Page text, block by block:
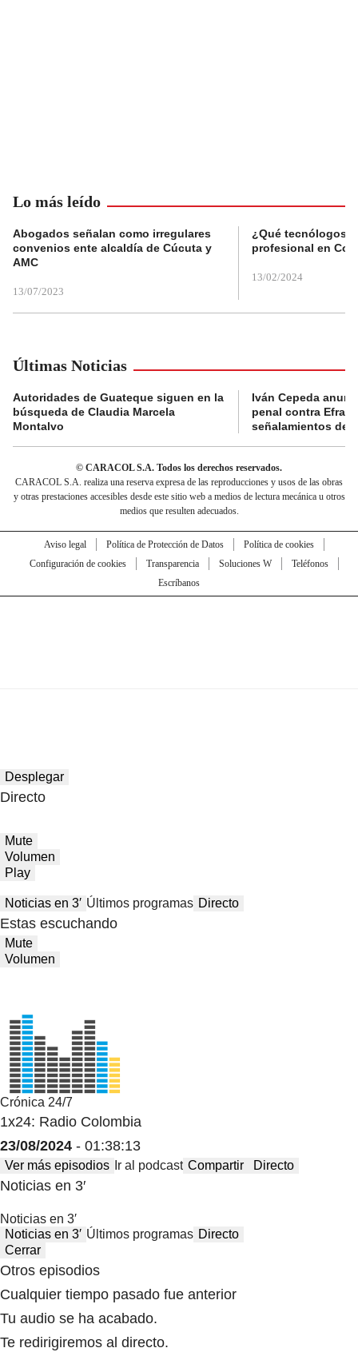
Lo más leído
Abogados señalan como irregulares
convenios ente alcaldía de Cúcuta y
AMC
13/07/2023
¿Qué tecnólogos
profesional en
13/02/2024
Últimas Noticias
Autoridades de Guateque siguen en la
búsqueda de Claudia Marcela
Montalvo
Iván Cepeda
penal contra
señalamientos de
© CARACOL S.A. Todos los derechos reservados.
CARACOL S.A. realiza una reserva expresa de las reproducciones y usos de las obras
y otras prestaciones accesibles desde este sitio web a medios de lectura mecánica u otros
medios que resulten adecuados.
Aviso legal Política de Protección de Datos
Política de cookies
Configuración de cookies
Transparencia Soluciones W
Teléfonos
Escríbanos
Desplegar
Directo
Mute
Volumen
Play
Noticias en 3′ Últimos programas Directo
Estas escuchando
Mute
Volumen
Crónica 24/7
1x24: Radio Colombia
23/08/2024 - 01:38:13
Ver más episodios Ir al podcast Compartir Directo
Noticias en 3′
Noticias en 3′
Noticias en 3′ Últimos programas Directo
Cerrar
Otros episodios
Cualquier tiempo pasado fue anterior
Tu audio se ha acabado.
Te redirigiremos al directo.